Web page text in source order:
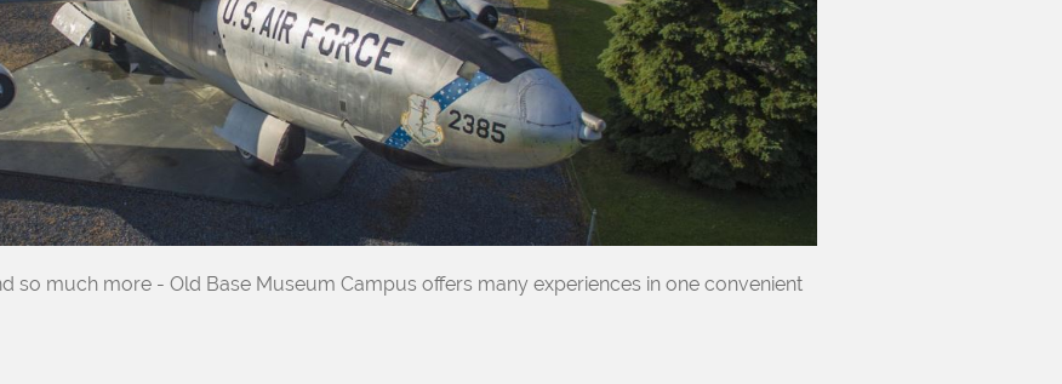
so much more - Old Base Museum Campus offers many experiences in one convenient